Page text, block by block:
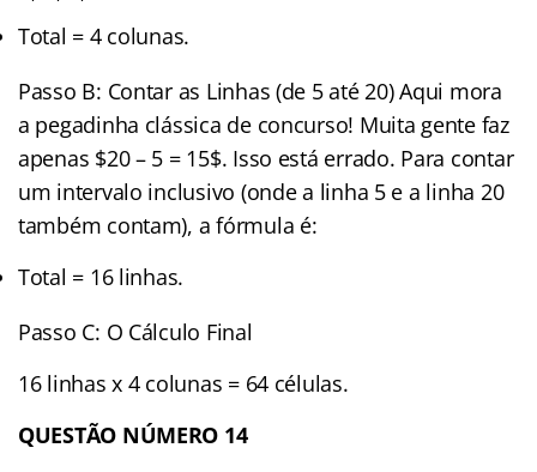
Total = 4 colunas.
Passo B: Contar as Linhas (de 5 até 20) Aqui mora
a pegadinha clássica de concurso! Muita gente faz
apenas $20 – 5 = 15$. Isso está errado. Para contar
um intervalo inclusivo (onde a linha 5 e a linha 20
também contam), a fórmula é:
Total = 16 linhas.
Passo C: O Cálculo Final
16 linhas x 4 colunas = 64 células.
QUESTÃO NÚMERO 14